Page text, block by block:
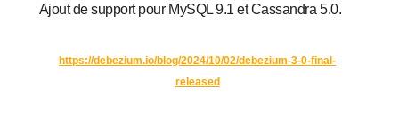
Ajout de support pour MySQL 9.1 et Cassandra 5.0.
https://debezium.io/blog/2024/10/02/debezium-3-0-final-
released